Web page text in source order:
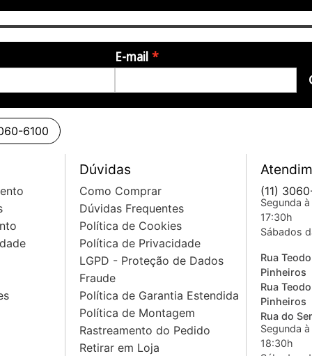
E-mail
6100
Dúvidas
Como Comprar
Dúvidas Frequentes
Política de Cookies
Política de Privacidade
LGPD - Proteção de Dados
Fraude
Política de Garantia Estendida
Política de Montagem
Rastreamento do Pedido
Retirar em Loja
(11)
Segunda
17:30h
Sábados
Rua
Pinheiros
Rua
Pinheiros
Rua do
Segunda
18:30h